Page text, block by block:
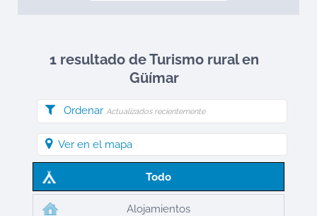
1 resultado de Turismo rural en
Güímar
Ordenar Actualizados recientemente
Ver en el mapa
Todo
Alojamientos